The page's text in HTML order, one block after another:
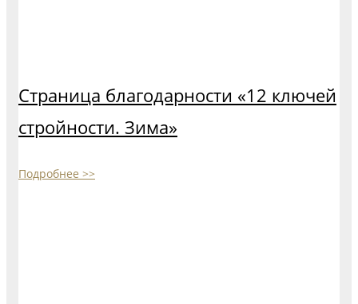
Страница благодарности «12 ключей
стройности. Зима»
Подробнее >>